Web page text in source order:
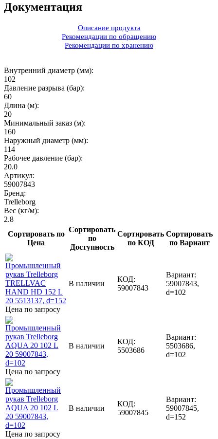
Документация
Описание продукта
Рекомендации по обращению
Рекомендации по хранению
Внутренний диаметр (мм):
102
Давление разрыва (бар):
60
Длина (м):
20
Минимальный заказ (м):
160
Наружный диаметр (мм):
114
Рабочее давление (бар):
20.0
Артикул:
59007843
Бренд:
Trelleborg
Вес (кг/м):
2.8
Сортировать по
Цена
Сортировать
по
Доступность
Сортировать
по КОД
Сортировать
по Вариант
Цена по запросу
В наличии
КОД:
59007843
Вариант:
59007843,
d=102
Цена по запросу
В наличии
КОД:
5503686
Вариант:
5503686,
d=102
Цена по запросу
В наличии
КОД:
59007845
Вариант:
59007845,
d=152